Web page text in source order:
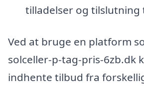
tilladelser og tilslutning
Ved at bruge en platform
solceller-p-tag-pris-6zb.dk
indhente tilbud fra